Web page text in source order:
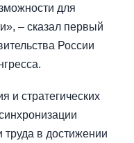
для
– сказал первый
России
и стратегических
труда в достижении